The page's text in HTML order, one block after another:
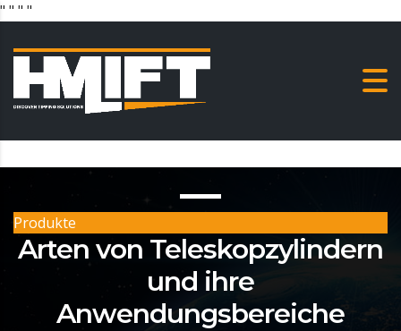
" " " "
Produkte
Arten von Teleskopzylindern
und ihre
Anwendungsbereiche